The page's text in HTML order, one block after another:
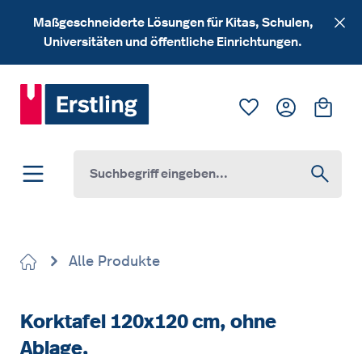
Zum Hauptinhalt springen
Maßgeschneiderte Lösungen für Kitas, Schulen,
Universitäten und öffentliche Einrichtungen.
Du hast 0
Alle Produkte
Korktafel 120x120 cm, ohne
Ablage,